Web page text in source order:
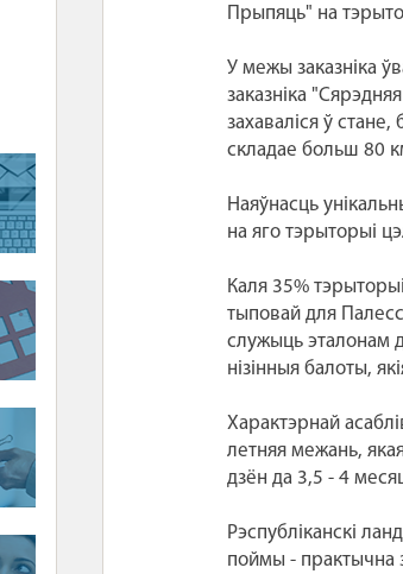
Прыпяць" на
У межы заказніка
заказніка
захаваліся ў
складае больш 80
Наяўнасць
на яго тэрыторыі
Каля 35%
тыповай для
служыць эталонам
нізінныя балоты,
Характэрнай
летняя межань,
дзён да 3,5 - 4
Рэспубліканскі
поймы - практычна